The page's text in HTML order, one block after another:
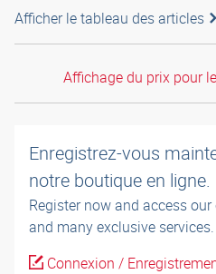
Afficher le tableau des articles
Affichage du prix pour
Enregistrez-vous
notre boutique en ligne.
Register now and access
and many exclusive services.
Connexion /